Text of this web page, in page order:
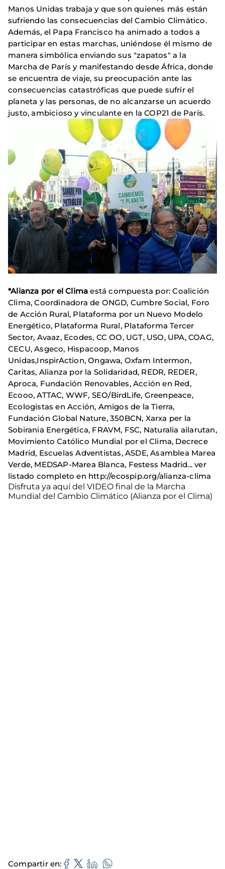
Manos Unidas trabaja y que son quienes más están
sufriendo las consecuencias del Cambio Climático.
Además, el Papa Francisco ha animado a todos a
participar en estas marchas, uniéndose él mismo de
manera simbólica enviando sus "zapatos" a la
Marcha de París y manifestando desde África, donde
se encuentra de viaje, su preocupación ante las
consecuencias catastróficas que puede sufrir el
planeta y las personas, de no alcanzarse un acuerdo
justo, ambicioso y vinculante en la COP21 de París.
*Alianza por el Clima está compuesta por: Coalición
Clima, Coordinadora de ONGD, Cumbre Social, Foro
de Acción Rural, Plataforma por un Nuevo Modelo
Energético, Plataforma Rural, Plataforma Tercer
Sector, Avaaz, Ecodes, CC OO, UGT, USO, UPA, COAG,
CECU, Asgeco, Hispacoop, Manos
Unidas,InspirAction, Ongawa, Oxfam Intermon,
Caritas, Alianza por la Solidaridad, REDR, REDER,
Aproca, Fundación Renovables, Acción en Red,
Ecooo, ATTAC, WWF, SEO/BirdLife, Greenpeace,
Ecologistas en Acción, Amigos de la Tierra,
Fundación Global Nature, 350BCN, Xarxa per la
Sobirania Energética, FRAVM, FSC, Naturalia ailarutan,
Movimiento Católico Mundial por el Clima, Decrece
Madrid, Escuelas Adventistas, ASDE, Asamblea Marea
Verde, MEDSAP-Marea Blanca, Festess Madrid... ver
listado completo en http://ecospip.org/alianza-clima
Disfruta ya aquí del VIDEO final de la Marcha
Mundial del Cambio Climático (Alianza por el Clima)
Compartir en